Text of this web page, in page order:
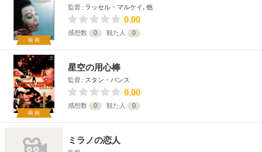
映画
監督 ラッセル・マルケイ､他
0.00
感想数 0 観た人 0
映画
星空の用心棒
監督 スタン・バンス
0.00
感想数 0 観た人 0
ミラノの恋人